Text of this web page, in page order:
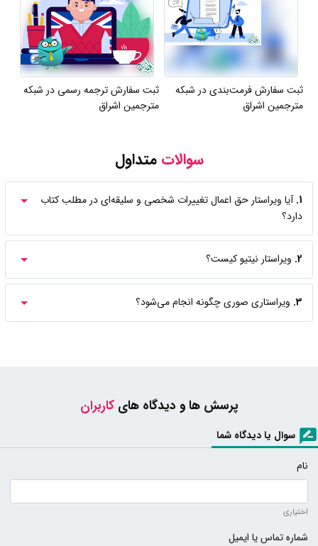
ثبت سفارش فرمت‌بندی در شبکه
مترجمین اشراق
ثبت سفارش ترجمه رسمی در شبکه
مترجمین اشراق
سوالاتمتداول
1. آیا ویراستار حق اعمال تغییرات شخصی و سلیقه‌ای در مطلب کتاب
دارد؟
2. ویراستار نیتیو کیست؟
3. ویراستاری صوری چگونه انجام می‌شود؟
پرسش ها و دیدگاه هایکاربران
سوال یا دیدگاه شما
نام
اختیاری
شماره تماس یا ایمیل